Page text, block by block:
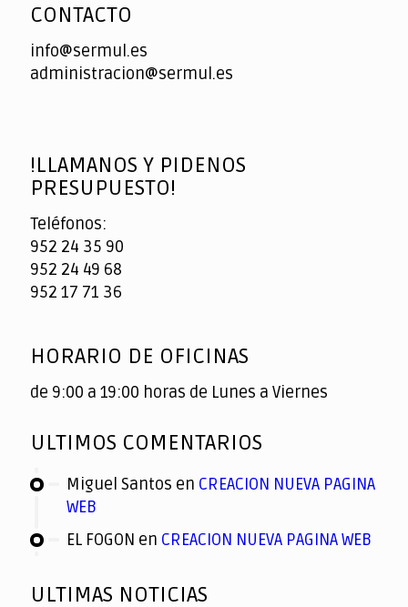
CONTACTO
info@sermul.es
administracion@sermul.es
!LLAMANOS Y PIDENOS
PRESUPUESTO!
Teléfonos:
952 24 35 90
952 24 49 68
952 17 71 36
HORARIO DE OFICINAS
de 9:00 a 19:00 horas de Lunes a Viernes
ULTIMOS COMENTARIOS
Miguel Santos en CREACION NUEVA PAGINA
WEB
EL FOGON en CREACION NUEVA PAGINA WEB
ULTIMAS NOTICIAS